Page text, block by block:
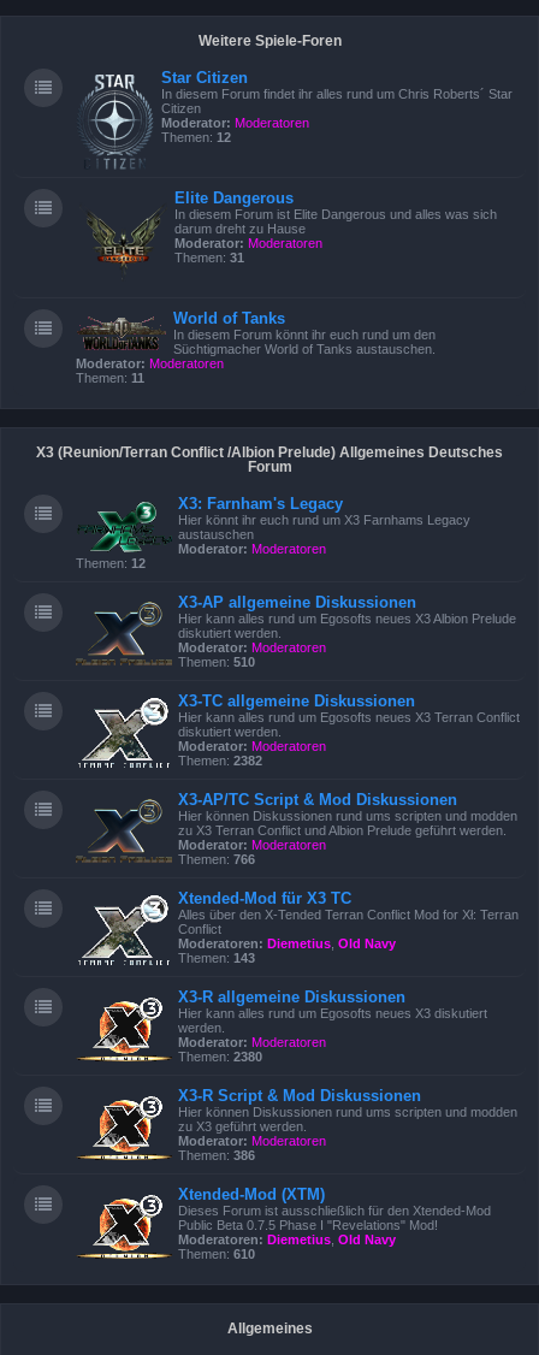
Weitere Spiele-Foren
Star Citizen
In diesem Forum findet ihr alles rund um Chris Roberts´ Star
Citizen
Moderator: Moderatoren
Themen: 12
Elite Dangerous
In diesem Forum ist Elite Dangerous und alles was sich
darum dreht zu Hause
Moderator: Moderatoren
Themen: 31
World of Tanks
In diesem Forum könnt ihr euch rund um den
Süchtigmacher World of Tanks austauschen.
Moderator: Moderatoren
Themen: 11
X3 (Reunion/Terran Conflict /Albion Prelude) Allgemeines Deutsches
Forum
X3: Farnham's Legacy
Hier könnt ihr euch rund um X3 Farnhams Legacy
austauschen
Moderator: Moderatoren
Themen: 12
X3-AP allgemeine Diskussionen
Hier kann alles rund um Egosofts neues X3 Albion Prelude
diskutiert werden.
Moderator: Moderatoren
Themen: 510
X3-TC allgemeine Diskussionen
Hier kann alles rund um Egosofts neues X3 Terran Conflict
diskutiert werden.
Moderator: Moderatoren
Themen: 2382
X3-AP/TC Script & Mod Diskussionen
Hier können Diskussionen rund ums scripten und modden
zu X3 Terran Conflict und Albion Prelude geführt werden.
Moderator: Moderatoren
Themen: 766
Xtended-Mod für X3 TC
Alles über den X-Tended Terran Conflict Mod for Xł: Terran
Conflict
Moderatoren: Diemetius Old Navy
Themen: 143
X3-R allgemeine Diskussionen
Hier kann alles rund um Egosofts neues X3 diskutiert
werden.
Moderator: Moderatoren
Themen: 2380
X3-R Script & Mod Diskussionen
Hier können Diskussionen rund ums scripten und modden
zu X3 geführt werden.
Moderator: Moderatoren
Themen: 386
Xtended-Mod (XTM)
Dieses Forum ist ausschließlich für den Xtended-Mod
Public Beta 0.7.5 Phase I "Revelations" Mod!
Moderatoren: Diemetius Old Navy
Themen: 610
Allgemeines